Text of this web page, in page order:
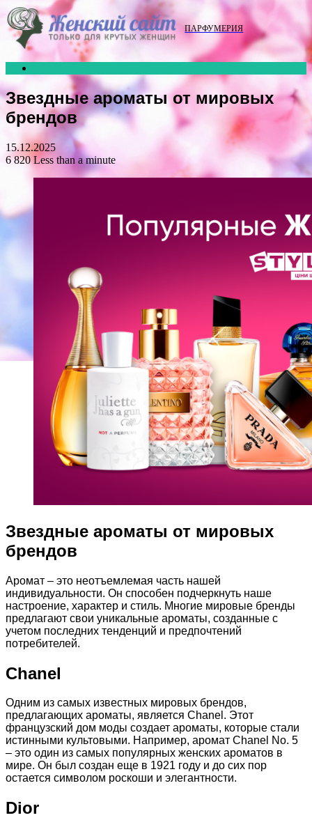
Menu
ПАРФУМЕРИЯ
for
Звездные ароматы от мировых
брендов
15.12.2025
6 820Less than a minute
Звездные ароматы от мировых
брендов
Аромат – это неотъемлемая часть нашей
индивидуальности. Он способен подчеркнуть наше
настроение, характер и стиль. Многие мировые бренды
предлагают свои уникальные ароматы, созданные с
учетом последних тенденций и предпочтений
потребителей.
Chanel
Одним из самых известных мировых брендов,
предлагающих ароматы, является Chanel. Этот
французский дом моды создает ароматы, которые стали
истинными культовыми. Например, аромат Chanel No. 5
– это один из самых популярных женских ароматов в
мире. Он был создан еще в 1921 году и до сих пор
остается символом роскоши и элегантности.
Dior